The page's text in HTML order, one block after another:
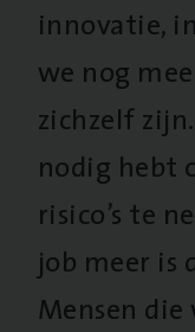
innovatie,
we nog
zichzelf
nodig hebt
risico’s te
job meer is
Mensen